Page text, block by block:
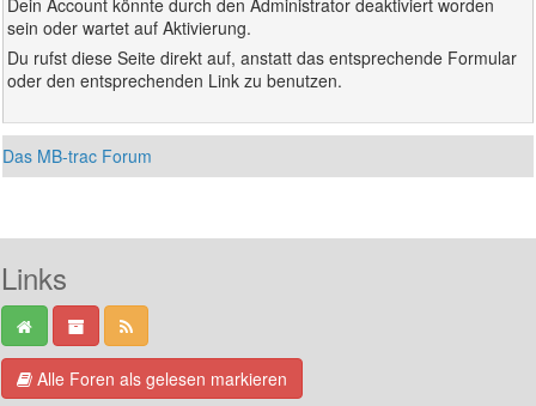
sein oder wartet auf Aktivierung.
Du rufst diese Seite direkt auf, anstatt das entsprechende Formular
oder den entsprechenden Link zu benutzen.
Das MB-trac Forum
Links
Alle Foren als gelesen markieren